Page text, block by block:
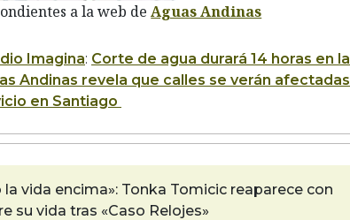
a la web deAguas Andinas
Imagina: Corte de agua durará 14 horas en la
Andinas revela que calles se verán afectadas
en Santiago
la vida encima»: Tonka Tomicic reaparece con
su vida tras «Caso Relojes»